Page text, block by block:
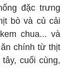
đặc trưng
bò và củ cải
chua... và
chính từ thịt
cuối cùng,